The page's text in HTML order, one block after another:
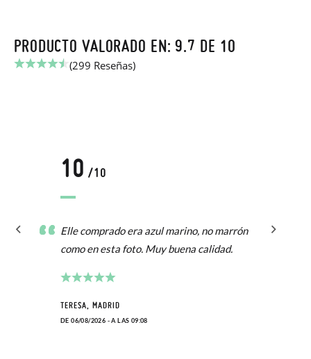
PRODUCTO VALORADO EN: 9.7 DE 10
(299 Reseñas)
10 /10
Elle comprado era azul marino, no marrón
como en esta foto. Muy buena calidad.
TERESA, MADRID
DE 06/08/2026 - A LAS 09:08